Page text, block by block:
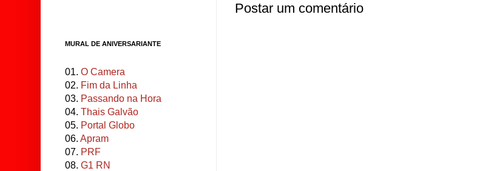
Postar um comentário
MURAL DE ANIVERSARIANTE
01. O Camera
02. Fim da Linha
03. Passando na Hora
04. Thais Galvão
05. Portal Globo
06. Apram
07. PRF
08. G1 RN